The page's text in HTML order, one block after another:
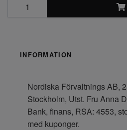
INFORMATION
Nordiska Förvaltnings AB,
Stockholm, Utst. Fru Anna
Bank, finans, RSA: 4553,
med kuponger.